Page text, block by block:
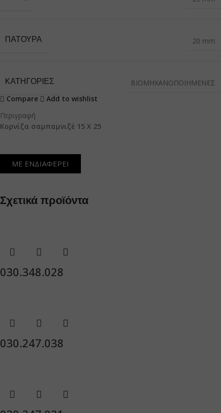
ΠΑΤΟΎΡΑ 20 mm
ΚΑΤΗΓΟΡΙΕΣ
ΒΙΟΜΗΧΑΝΟΠΟΙΗΜΕΝΕΣ
Compare
Add to wishlist
Περιγραφή
Κορνίζα σαμπαμνιζέ 15 Χ 25
ΜΕ ΕΝΔΙΑΦΕΡΕΙ
Σχετικά προϊόντα
030.348.028
030.247.038